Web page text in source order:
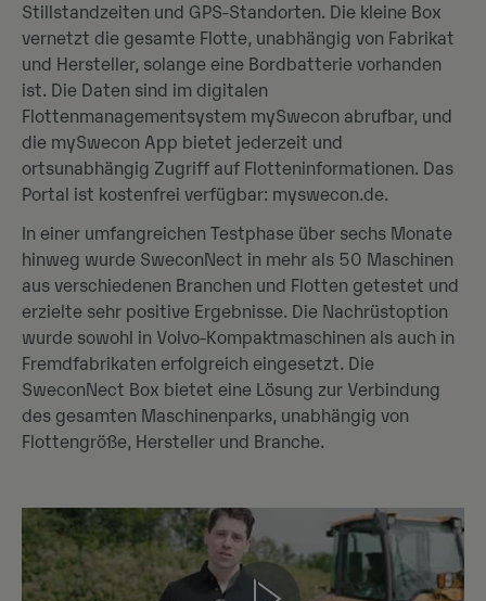
Stillstandzeiten und GPS-Standorten. Die kleine Box
vernetzt die gesamte Flotte, unabhängig von Fabrikat
und Hersteller, solange eine Bordbatterie vorhanden
ist. Die Daten sind im digitalen
Flottenmanagementsystem mySwecon abrufbar, und
die mySwecon App bietet jederzeit und
ortsunabhängig Zugriff auf Flotteninformationen. Das
Portal ist kostenfrei verfügbar: myswecon.de.
In einer umfangreichen Testphase über sechs Monate
hinweg wurde SweconNect in mehr als 50 Maschinen
aus verschiedenen Branchen und Flotten getestet und
erzielte sehr positive Ergebnisse. Die Nachrüstoption
wurde sowohl in Volvo-Kompaktmaschinen als auch in
Fremdfabrikaten erfolgreich eingesetzt. Die
SweconNect Box bietet eine Lösung zur Verbindung
des gesamten Maschinenparks, unabhängig von
Flottengröße, Hersteller und Branche.